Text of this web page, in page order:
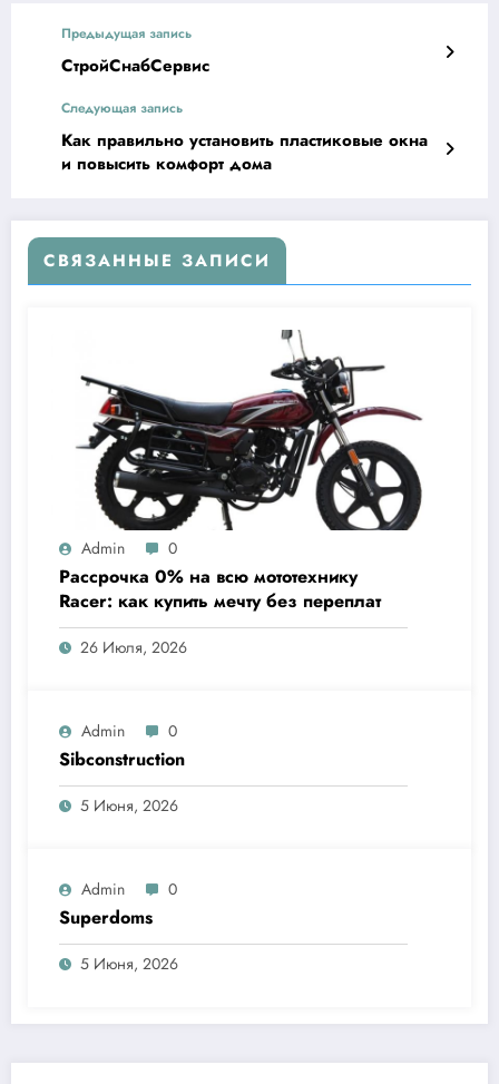
Предыдущая запись
СтройСнабСервис
Следующая запись
Как правильно установить пластиковые окна
и повысить комфорт дома
СВЯЗАННЫЕ ЗАПИСИ
Admin 0
Рассрочка 0% на всю мототехнику
Racer: как купить мечту без переплат
26 Июля, 2026
Admin 0
Sibconstruction
5 Июня, 2026
Admin 0
Superdoms
5 Июня, 2026